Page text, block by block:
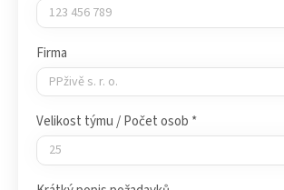
Firma
Velikost týmu / Počet osob *